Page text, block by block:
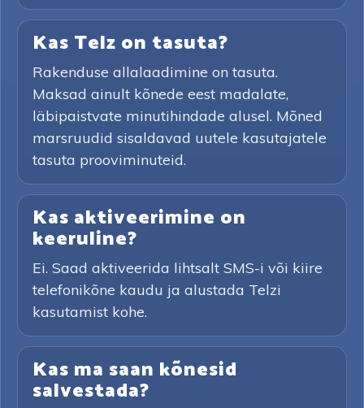
Kas Telz on tasuta?
Rakenduse allalaadimine on tasuta.
Maksad ainult kõnede eest madalate,
läbipaistvate minutihindade alusel. Mõned
marsruudid sisaldavad uutele kasutajatele
tasuta prooviminuteid.
Kas aktiveerimine on
keeruline?
Ei. Saad aktiveerida lihtsalt SMS-i või kiire
telefonikõne kaudu ja alustada Telzi
kasutamist kohe.
Kas ma saan kõnesid
salvestada?